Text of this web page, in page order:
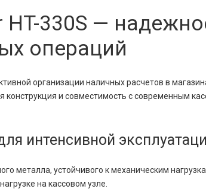
330S —
операций
организации наличных расчетов в
конструкция и совместимость с современным
интенсивной
металла, устойчивого к механическим
на кассовом узле.